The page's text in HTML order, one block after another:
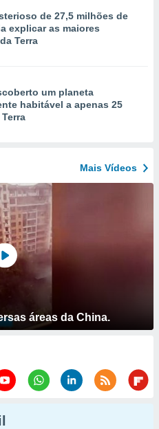
de 27,5 milhões de
explicar as maiores
Terra
um planeta
habitável a apenas 25
Mais Vídeos
áreas da China.